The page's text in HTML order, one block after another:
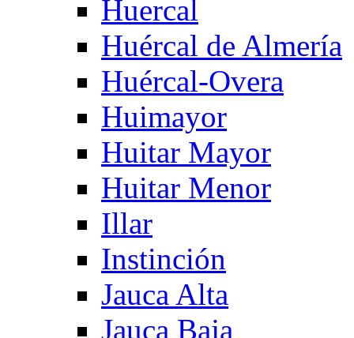
Huercal
Huércal de Almería
Huércal-Overa
Huimayor
Huitar Mayor
Huitar Menor
Illar
Instinción
Jauca Alta
Jauca Baja